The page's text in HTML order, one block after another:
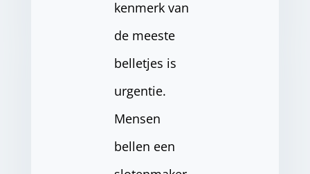
kenmerk van
de meeste
belletjes is
urgentie.
Mensen
bellen een